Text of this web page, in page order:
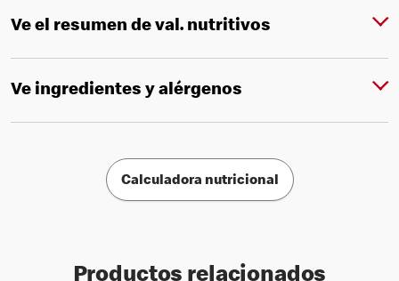
Ve el resumen de val. nutritivos
Ve ingredientes y alérgenos
Calculadora nutricional